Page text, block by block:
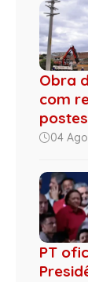
Obra
com
04
PT